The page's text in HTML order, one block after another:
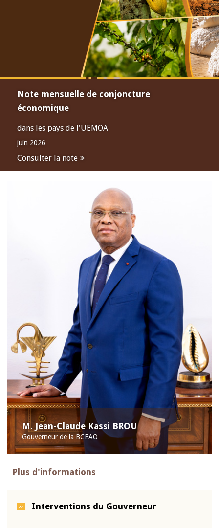
Note mensuelle de conjoncture
économique
dans les pays de l'UEMOA
juin 2026
Consulter la note
M. Jean-Claude Kassi BROU
Gouverneur de la BCEAO
Plus d'informations
Interventions du Gouverneur